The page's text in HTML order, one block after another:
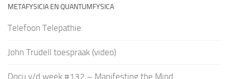
METAFYSICIA EN QUANTUMFYSICA
Telefoon Telepathie
John Trudell toespraak (video)
Docu v/d week #132 – Manifesting the Mind